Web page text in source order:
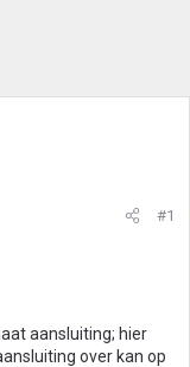
#1
aansluiting; hier
over kan op